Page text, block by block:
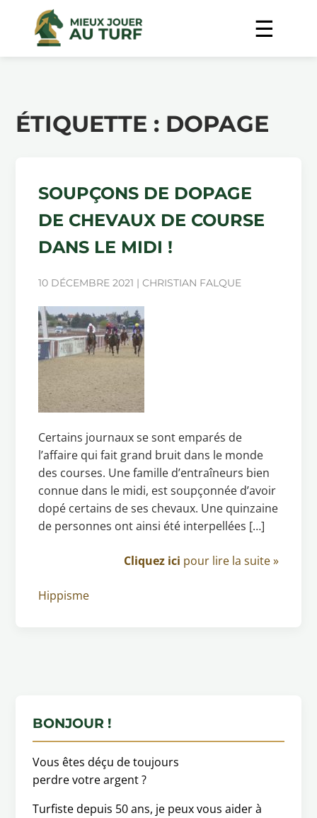
ÉTIQUETTE : DOPAGE
SOUPÇONS DE DOPAGE
DE CHEVAUX DE COURSE
DANS LE MIDI !
10 DÉCEMBRE 2021 | CHRISTIAN FALQUE
Certains journaux se sont emparés de
l’affaire qui fait grand bruit dans le monde
des courses. Une famille d’entraîneurs bien
connue dans le midi, est soupçonnée d’avoir
dopé certains de ses chevaux. Une quinzaine
de personnes ont ainsi été interpellées […]
Cliquez ici pour lire la suite »
Hippisme
BONJOUR !
Vous êtes déçu de toujours
perdre votre argent ?
Turfiste depuis 50 ans, je peux vous aider à